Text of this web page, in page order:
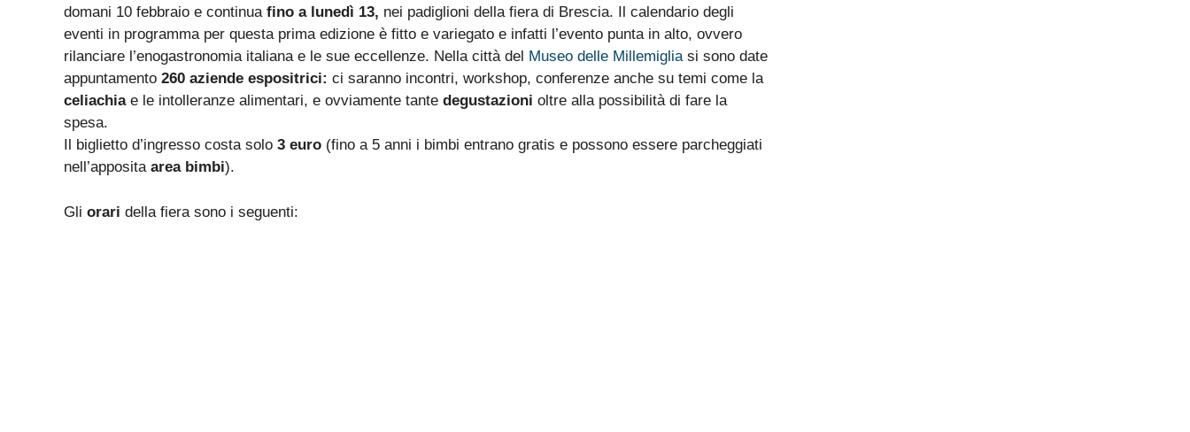
domani 10 febbraio e continua fino a lunedì 13, nei padiglioni della fiera di Brescia. Il calendario degli
eventi in programma per questa prima edizione è fitto e variegato e infatti l’evento punta in alto, ovvero
rilanciare l’enogastronomia italiana e le sue eccellenze. Nella città del Museo delle Millemigliasi sono date
appuntamento 260 aziende espositrici: ci saranno incontri, workshop, conferenze anche su temi come la
celiachiae le intolleranze alimentari, e ovviamente tante degustazioni oltre alla possibilità di fare la
spesa.
Il biglietto d’ingresso costa solo 3 euro (fino a 5 anni i bimbi entrano gratis e possono essere parcheggiati
nell’apposita area bimbi).
Gli orari della fiera sono i seguenti: